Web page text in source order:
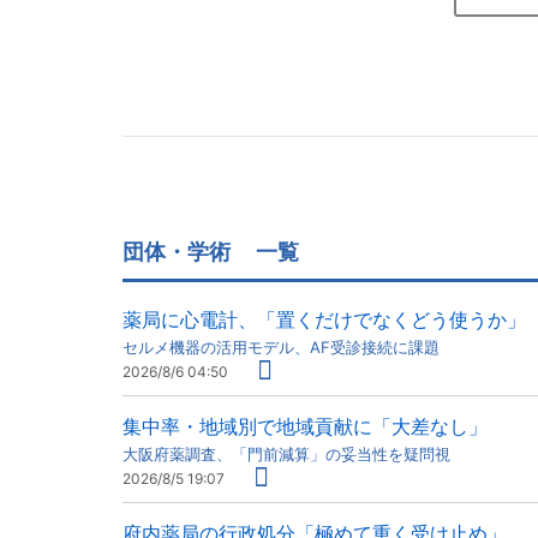
団体・学術 一覧
薬局に心電計、「置くだけでなくどう使うか」
セルメ機器の活用モデル、AF受診接続に課題
2026/8/6 04:50
集中率・地域別で地域貢献に「大差なし」
大阪府薬調査、「門前減算」の妥当性を疑問視
2026/8/5 19:07